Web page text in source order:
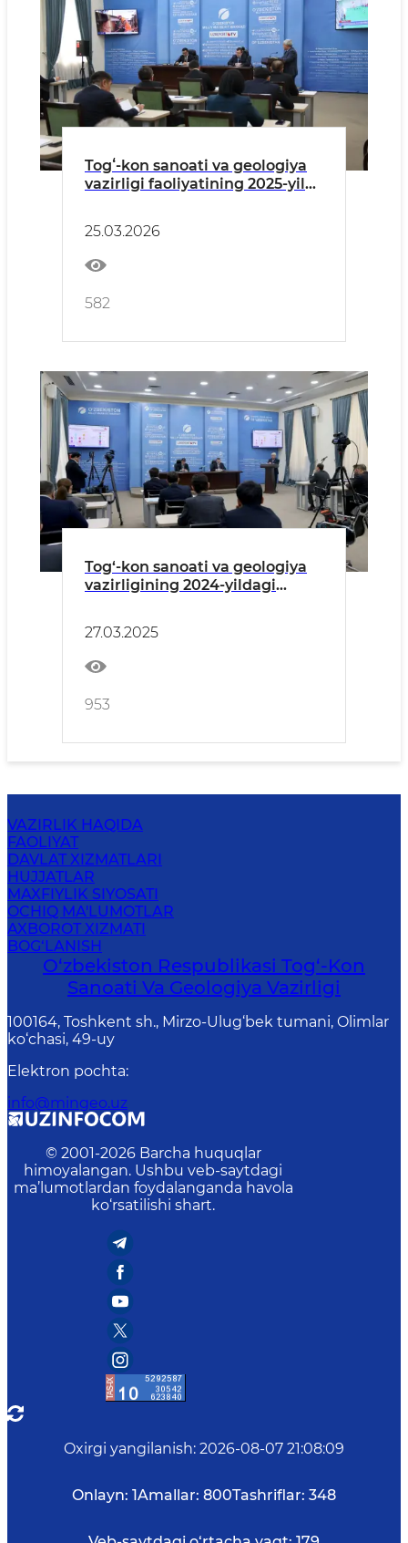
Togʻ-kon sanoati va geologiya
vazirligi faoliyatining 2025-yil
vakillari ishtirokida muhokama
qilindi
25.03.2026
582
Tog‘-kon sanoati va geologiya
vazirligining 2024-yildagi
matbuot anjumani bo‘lib o‘tdi
27.03.2025
953
VAZIRLIK HAQIDA
FAOLIYAT
DAVLAT XIZMATLARI
HUJJATLAR
MAXFIYLIK SIYOSATI
OCHIQ MA'LUMOTLAR
AXBOROT XIZMATI
BOG‘LANISH
O‘zbekiston Respublikasi Tog‘-Kon
Sanoati Va Geologiya Vazirligi
100164, Toshkent sh., Mirzo-Ulug‘bek tumani, Olimlar
ko‘chasi, 49-uy
Elektron pochta:
info@mingeo.uz
© 2001-2026 Barcha huquqlar
himoyalangan. Ushbu veb-saytdagi
ma’lumotlardan foydalanganda havola
ko‘rsatilishi shart.
Oxirgi yangilanish: 2026-08-07 21:08:09
Onlayn: 1Amallar: 800Tashriflar: 348